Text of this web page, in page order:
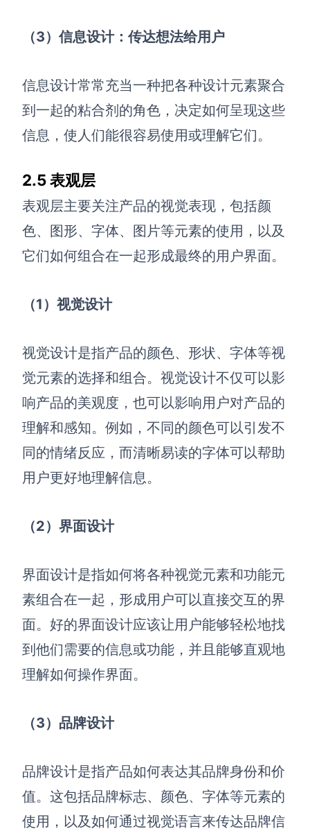
（3）信息设计：传达想法给用户
信息设计常常充当一种把各种设计元素聚合
到一起的粘合剂的角色，决定如何呈现这些
信息，使人们能很容易使用或理解它们。
2.5 表观层
表观层主要关注产品的视觉表现，包括颜
色、图形、字体、图片等元素的使用，以及
它们如何组合在一起形成最终的用户界面。
（1）视觉设计
视觉设计是指产品的颜色、形状、字体等视
觉元素的选择和组合。视觉设计不仅可以影
响产品的美观度，也可以影响用户对产品的
理解和感知。例如，不同的颜色可以引发不
同的情绪反应，而清晰易读的字体可以帮助
用户更好地理解信息。
（2）界面设计
界面设计是指如何将各种视觉元素和功能元
素组合在一起，形成用户可以直接交互的界
面。好的界面设计应该让用户能够轻松地找
到他们需要的信息或功能，并且能够直观地
理解如何操作界面。
（3）品牌设计
品牌设计是指产品如何表达其品牌身份和价
值。这包括品牌标志、颜色、字体等元素的
使用，以及如何通过视觉语言来传达品牌信